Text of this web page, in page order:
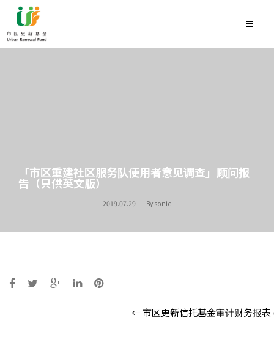
「市区重建社区服务队使用者意见调查」顾问报
告（只供英文版）
2019.07.29 By sonic
←市区更新信托基金审计财务报